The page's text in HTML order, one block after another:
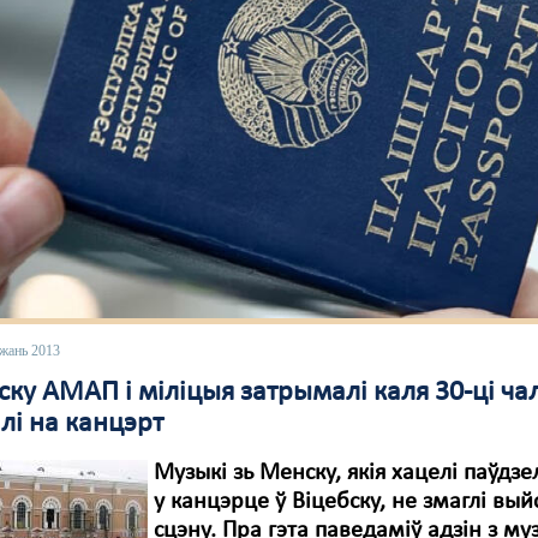
2013
АМАП і міліцыя затрымалі каля 30-ці
на канцэрт
Музыкі зь Менску, якія хацелі
у канцэрце ў Віцебску, не змаглі
сцэну. Пра гэта паведаміў адзін з